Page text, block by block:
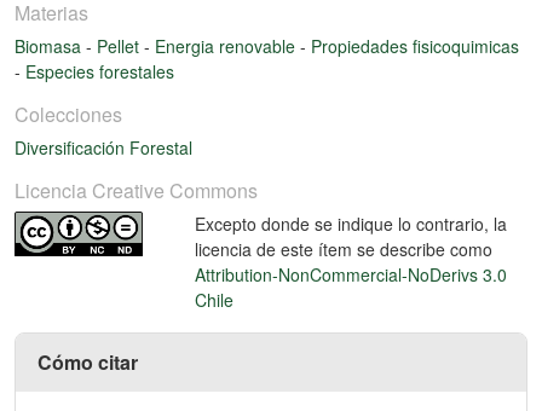
Materias
Biomasa - Pellet - Energia renovable - Propiedades fisicoquimicas
- Especies forestales
Colecciones
Diversificación Forestal
Licencia Creative Commons
Excepto donde se indique lo contrario, la
licencia de este ítem se describe como
Attribution-NonCommercial-NoDerivs 3.0
Chile
Cómo citar